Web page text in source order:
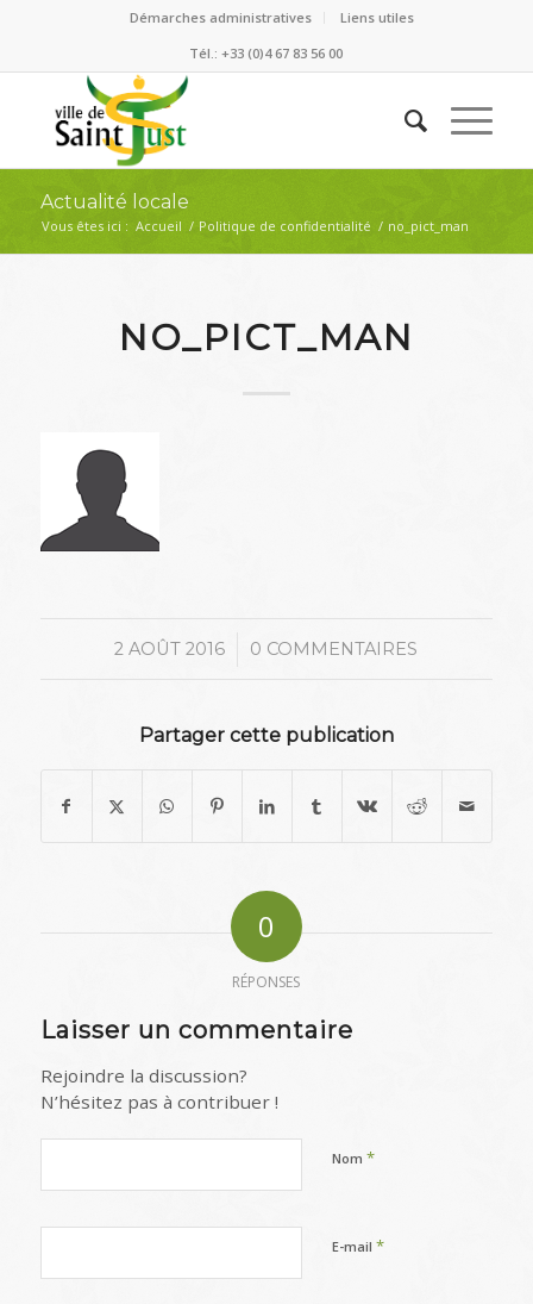
Démarches administratives
Liens utiles
Tél.: +33 (0)4 67 83 56 00
Actualité locale
Vous êtes ici : Accueil / Politique de confidentialité / no_pict_man
NO_PICT_MAN
2 AOÛT 2016
/ 0 COMMENTAIRES
Partager cette publication
0
RÉPONSES
Laisser un commentaire
Rejoindre la discussion?
N’hésitez pas à contribuer !
Nom *
E-mail *